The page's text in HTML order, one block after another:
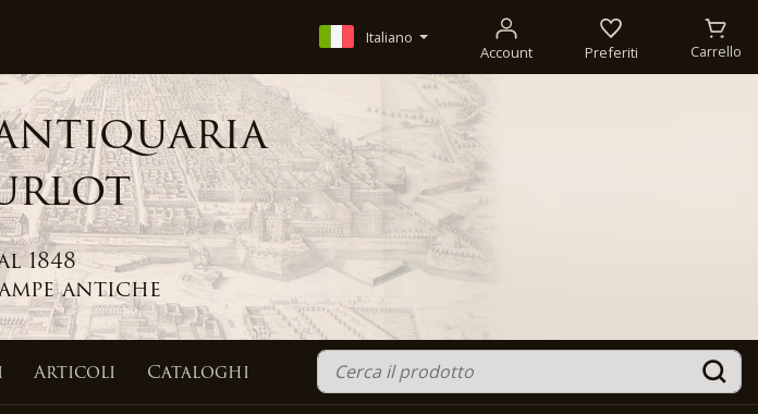
Italiano
Account Preferiti Carrello
1848
antiche
Articoli Cataloghi